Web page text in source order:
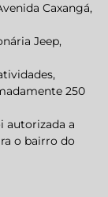
Caxangá,
Jeep,
250
autorizada a
o bairro do